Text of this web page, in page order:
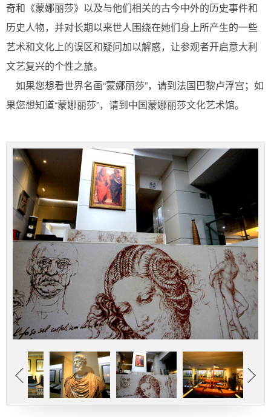
奇和《蒙娜丽莎》以及与他们相关的古今中外的历史事件和
历史人物，并对长期以来世人围绕在她们身上所产生的一些
艺术和文化上的误区和疑问加以解惑，让参观者开启意大利
文艺复兴的个性之旅。
如果您想看世界名画“蒙娜丽莎”，请到法国巴黎卢浮宫；如
果您想知道“蒙娜丽莎”，请到中国蒙娜丽莎文化艺术馆。